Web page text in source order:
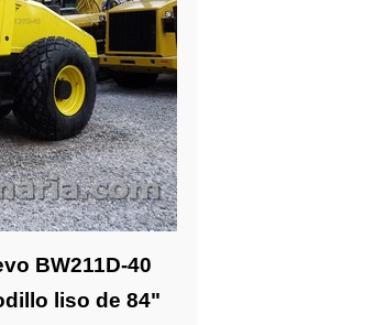
BW211D-40
liso de 84"